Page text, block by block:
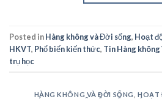
Posted inHàng không và Đời sống, Hoạt
HKVT, Phổ biến kiến thức, Tin Hàng
trụ học
HÀNG KHÔNG VÀ ĐỜI SỐNG HOẠT